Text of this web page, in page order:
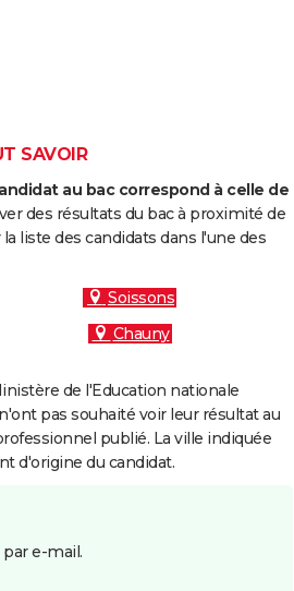
SAVOIR
au bac correspond à celle de
des résultats du bac à proximité de
liste des candidats dans l'une des
Soissons
Chauny
de l'Education nationale
pas souhaité voir leur résultat au
publié. La ville indiquée
d'origine du candidat.
e-mail.